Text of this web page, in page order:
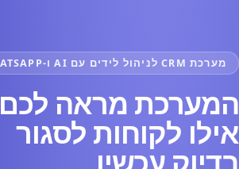
מערכת CRM לניהול לידים עם AI ו-WHATSAPP בישראל
המערכת מראה לכם
אילו לקוחות לסגור